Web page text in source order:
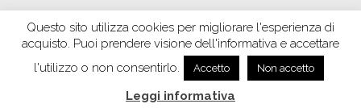
C.F. PLVNPT51B44G157J P. IVA IT00426970422 |PRIVACY
Ecommerce by XBRAIN-Trasparenza aiuti e contributi
riconosciuti nel 2020
Questo sito utilizza cookies per migliorare l'esperienza di
acquisto. Puoi prendere visione dell'informativa e accettare
l'utilizzo o non consentirlo.
Accetto Non accetto
Leggi informativa